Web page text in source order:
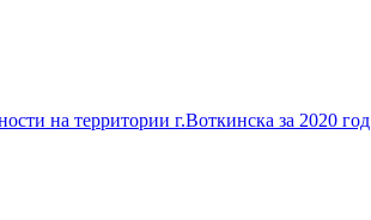
на территории г.Воткинска за 2020 год